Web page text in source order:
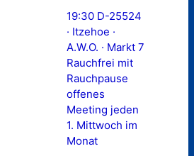
19:30 D-25524
· Itzehoe ·
A.W.O. · Markt 7
Rauchfrei mit
Rauchpause
offenes
Meeting jeden
1. Mittwoch im
Monat